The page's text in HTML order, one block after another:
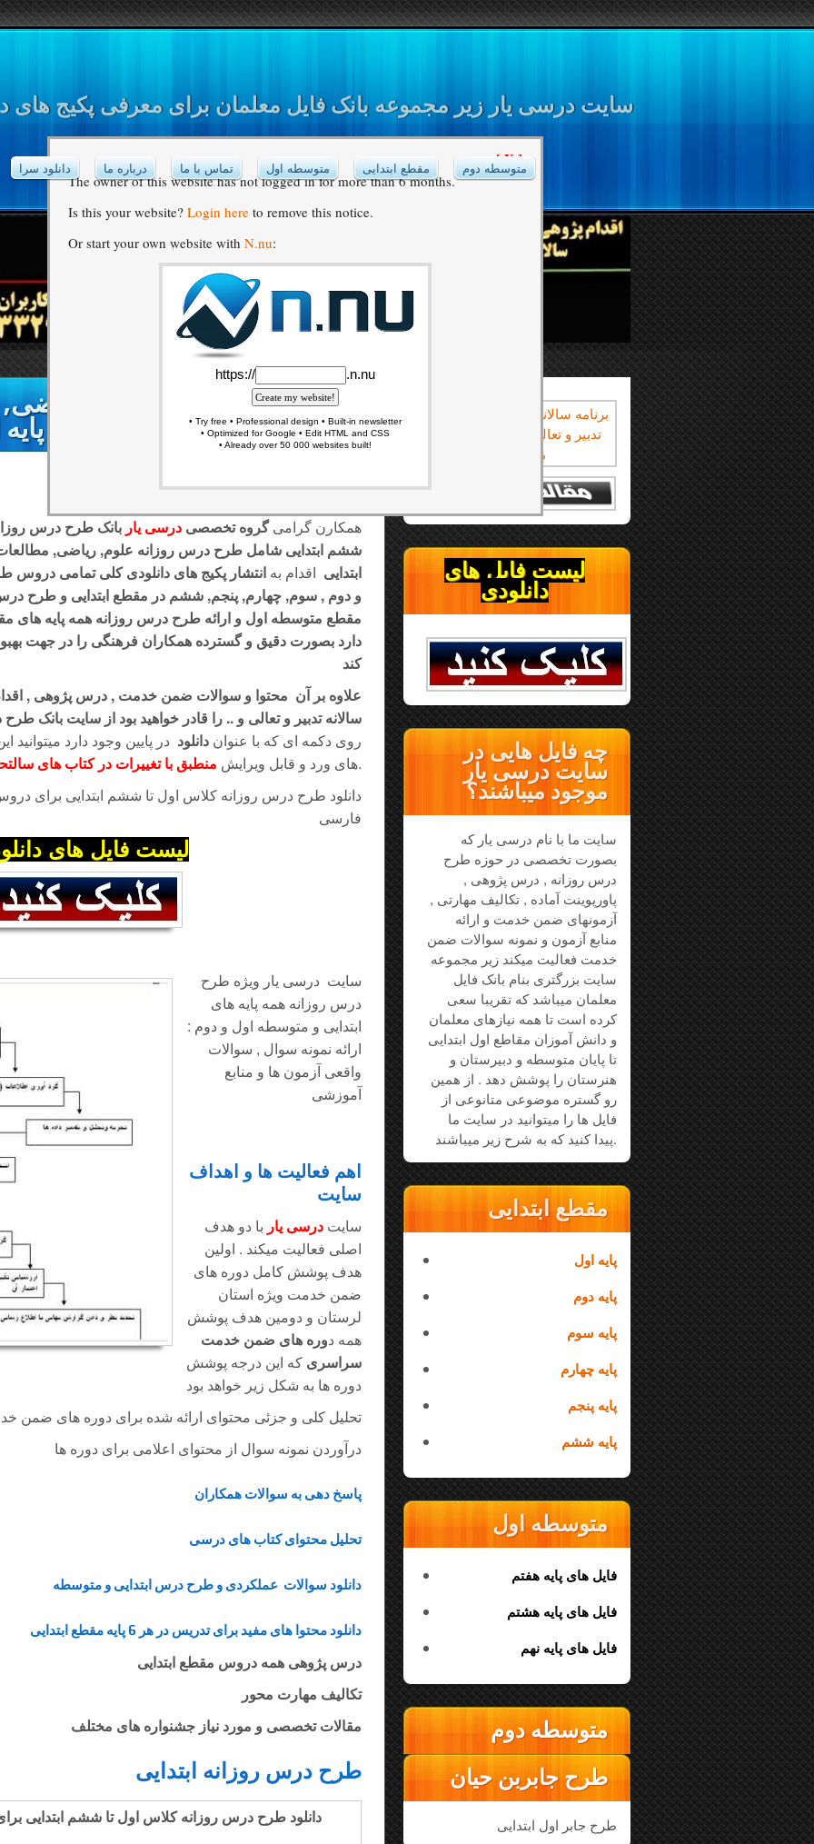
سایت درسی یار زیر مجموعه بانک فایل معلمان برای معرفی پکیج های
دانلود سرا درباره ما تماس با ما متوسطه اول مقطع ابتدایی متوسطه دوم
طرح درس روزانه علوم,
هدیه
مجموعه آموزشی درسی یار
همکارن گرامیگروه تخصصی درسی یار بانک طرح درس
ششم ابتدایی شامل طرح درس روزانه علوم, ریاضی,
ابتدایی اقدام به انتشار پکیج های دانلودی کلی تمامی دروس
و دوم , سوم, چهارم, پنجم, ششم در مقطع ابتدایی و طرح درس
مقطع متوسطه اول و ارائه طرح درس روزانه همه پایه های
دارد بصورت دقیق و گسترده همکاران فرهنگی را در جهت
کند
سالانه تدبیر و تعالی و .. را قادر خواهید بود از سایت بانک طرح
روی دکمه ای که با عنوان دانلود در پایین وجود دارد
های ورد و قابل ویرایش منطبق با تغییرات در کتاب های سالتحصیلی
دانلود نمایید.
دانلود طرح درس روزانه کلاس اول تا ششم ابتدایی برای
فارسی
لیست فایل های
سایت درسی یار ویژه طرح
درس روزانه همه پایه های
ابتدایی و متوسطه اول و دوم :
ارائه نمونه سوال , سوالات
واقعی آزمون ها و منابع
آموزشی
اهم فعالیت ها و اهداف
سایت
سایت درسی یار با دو هدف
اصلی فعالیت میکند . اولین
هدف پوشش کامل دوره های
ضمن خدمت ویژه استان
لرستان و دومین هدف پوشش
همه دوره های ضمن خدمت
سراسری که این درجه پوشش
دوره ها به شکل زیر خواهد بود
تحلیل کلی و جزئی محتوای ارائه شده برای دوره های ضمن
درآوردن نمونه سوال از محتوای اعلامی برای دوره ها
پاسخ دهی به سوالات همکاران
تحلیل محتوای کتاب های درسی
دانلود سوالات عملکردی و طرح درس ابتدایی و متوسطه
دانلود محتوا های مفید برای تدریس در هر 6 پایه مقطع ابتدایی
درس پژوهی همه دروس مقطع ابتدایی
تکالیف مهارت محور
مقالات تخصصی و مورد نیاز جشنواره های مختلف
طرح درس روزانه ابتدایی
لیست فایل های
دانلودی
چه فایل هایی در
سایت درسی یار
موجود میباشند؟
سایت ما با نام درسی یار که
بصورت تخصصی در حوزه طرح
درس روزانه , درس پژوهی ,
پاورپوینت آماده , تکالیف مهارتی ,
آزمونهای ضمن خدمت و ارائه
منابع آزمون و نمونه سوالات ضمن
خدمت فعالیت میکند زیر مجموعه
سایت بزرگتری بنام بانک فایل
معلمان میباشد که تقریبا سعی
کرده است تا همه نیازهای معلمان
و دانش آموزان مقاطع اول ابتدایی
تا پایان متوسطه و دبیرستان و
هنرستان را پوشش دهد . از همین
رو گستره موضوعی متانوعی از
فایل ها را میتوانید در سایت ما
پیدا کنید که به شرح زیر میباشند.
مقطع ابتدایی
پایه اول
پایه دوم
پایه سوم
پایه چهارم
پایه پنجم
پایه ششم
متوسطه اول
فایل های پایه هفتم
فایل های پایه هشتم
فایل های پایه نهم
متوسطه دوم
طرح جابربن حیان
طرح جابر اول ابتدایی
[ X ]
The owner of this website has not logged in for more than 6 months.
Is this your website? Login here to remove this notice.
Or start your own website with N.nu: